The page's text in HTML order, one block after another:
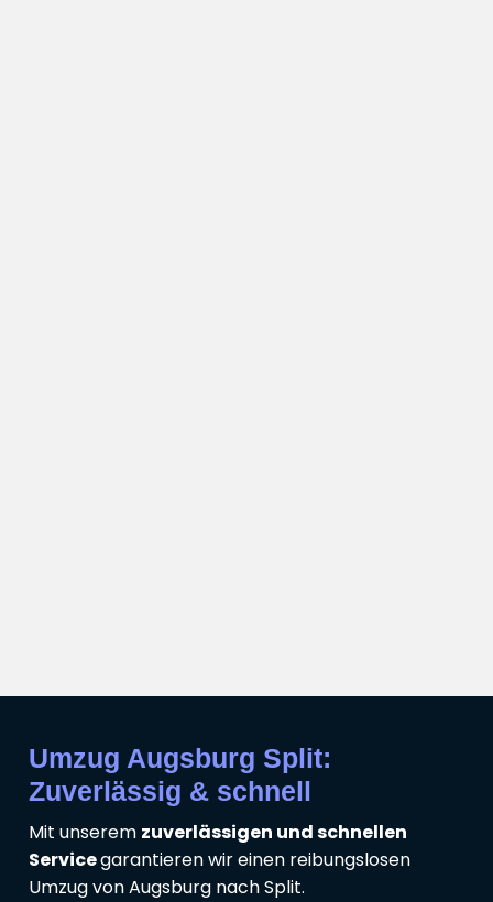
Umzug Augsburg Split:
Zuverlässig & schnell
Mit unserem zuverlässigen und schnellen
Servicegarantieren wir einen reibungslosen
Umzug von Augsburg nach Split.